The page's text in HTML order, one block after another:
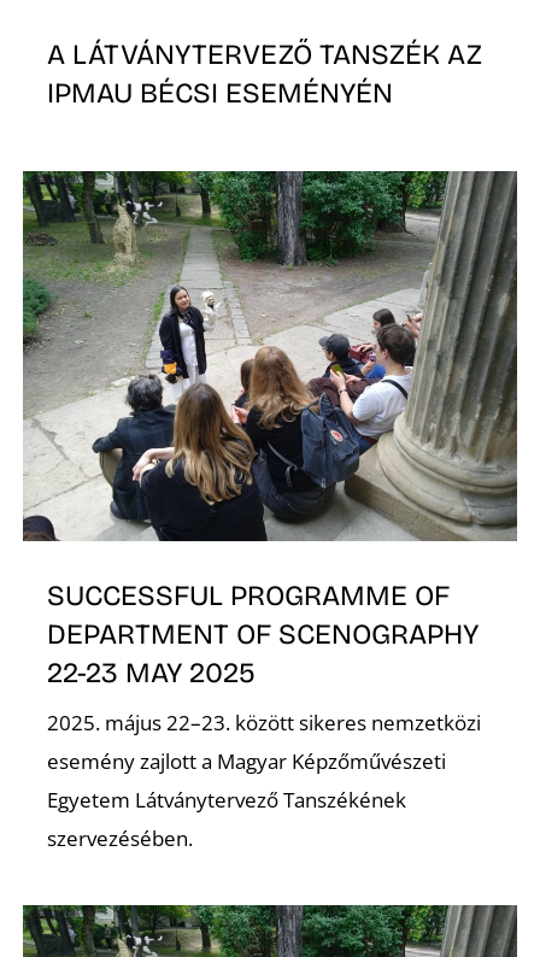
A LÁTVÁNYTERVEZŐ TANSZÉK AZ
IPMAU BÉCSI ESEMÉNYÉN
SUCCESSFUL PROGRAMME OF
DEPARTMENT OF SCENOGRAPHY
22-23 MAY 2025
2025. május 22–23. között sikeres nemzetközi
esemény zajlott a Magyar Képzőművészeti
Egyetem Látványtervező Tanszékének
szervezésében.